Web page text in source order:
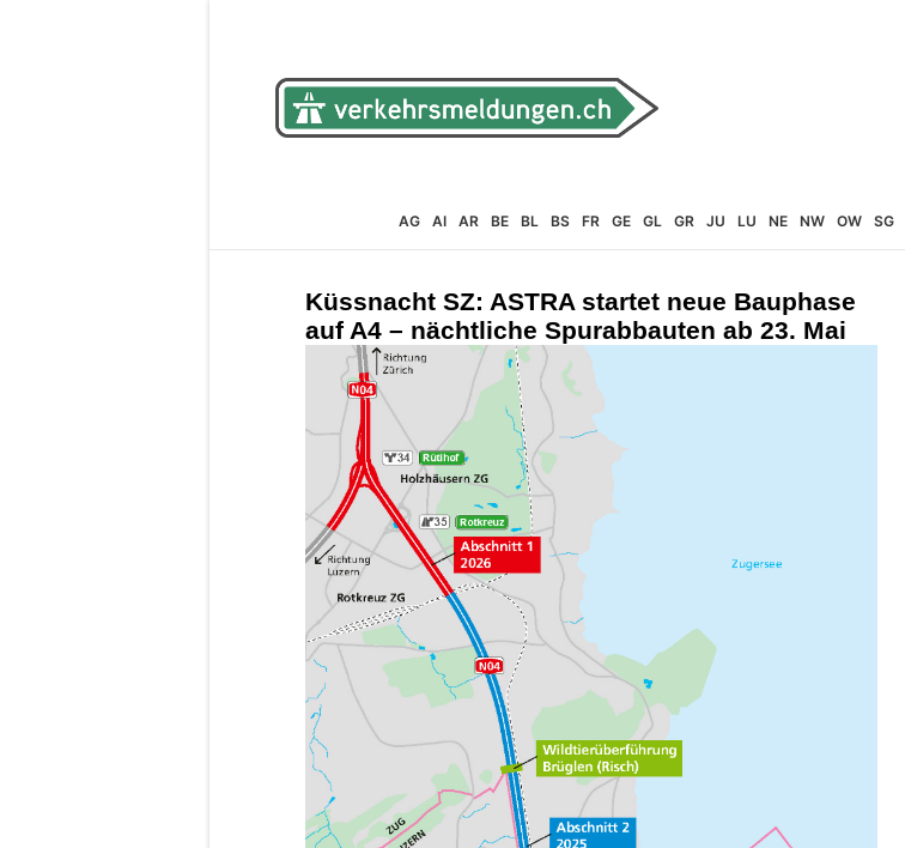
AG AI AR BE BL BS FR GE GL GR JU LU NE NW OW SG
Küssnacht SZ: ASTRA startet neue Bauphase
auf A4 – nächtliche Spurabbauten ab 23. Mai